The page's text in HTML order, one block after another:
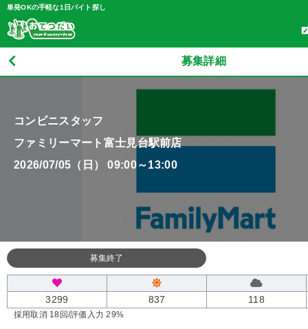
単発OKの手軽な1日バイト探し
募集詳細
コンビニスタッフ
ファミリーマート富士見台駅前店
2026/07/05（日） 09:00～13:00
募集終了
3299 837 118
採用取消 18回/評価入力 29%